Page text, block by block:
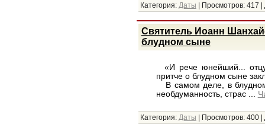
Категория: Даты | Просмотров: 417 |
Святитель Иоанн
блудном сыне
«И рече юнейший...
притче о блудном сыне
В самом деле, в
необдуманность, страс
Категория: Даты | Просмотров: 400 |